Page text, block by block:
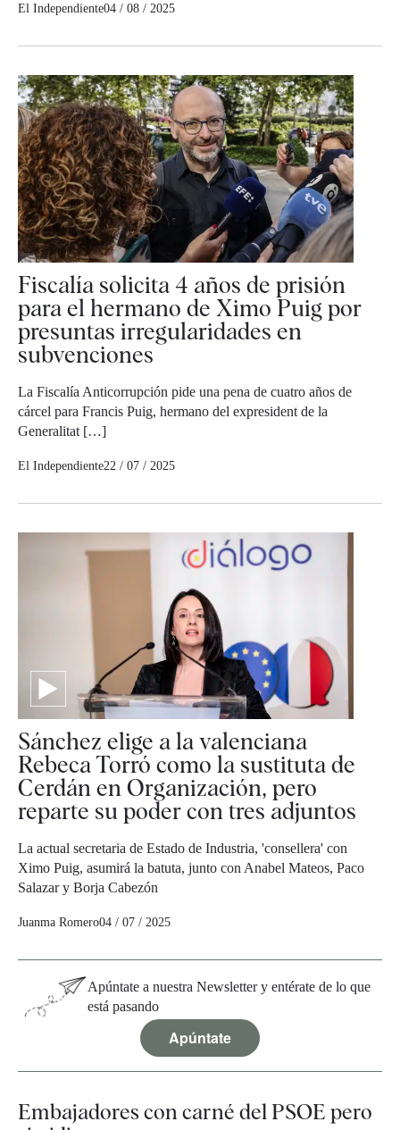
El Independiente04 / 08 / 2025
Fiscalía solicita 4 años de prisión
para el hermano de Ximo Puig por
presuntas irregularidades en
subvenciones
La Fiscalía Anticorrupción pide una pena de cuatro años de
cárcel para Francis Puig, hermano del expresident de la
Generalitat […]
El Independiente22 / 07 / 2025
Sánchez elige a la valenciana
Rebeca Torró como la sustituta de
Cerdán en Organización, pero
reparte su poder con tres adjuntos
La actual secretaria de Estado de Industria, 'consellera' con
Ximo Puig, asumirá la batuta, junto con Anabel Mateos, Paco
Salazar y Borja Cabezón
Juanma Romero04 / 07 / 2025
Apúntate a nuestra Newsletter y entérate de lo que
está pasando
Apúntate
Embajadores con carné del PSOE pero